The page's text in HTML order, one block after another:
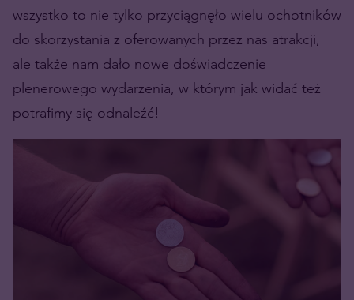
wszystko to nie tylko przyciągnęło wielu ochotników
do skorzystania z oferowanych przez nas atrakcji,
ale także nam dało nowe doświadczenie
plenerowego wydarzenia, w którym jak widać też
potrafimy się odnaleźć!